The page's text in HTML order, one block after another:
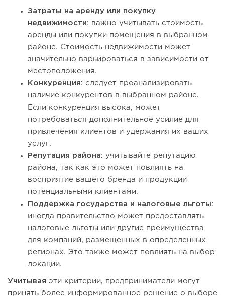
Затраты на аренду или покупку
недвижимости: важно учитывать стоимость
аренды или покупки помещения в выбранном
районе. Стоимость недвижимости может
значительно варьироваться в зависимости от
местоположения.
Конкуренция: следует проанализировать
наличие конкурентов в выбранном районе.
Если конкуренция высока, может
потребоваться дополнительное усилие для
привлечения клиентов и удержания их ваших
услуг.
Репутация района: учитывайте репутацию
района, так как это может повлиять на
восприятие вашего бренда и продукции
потенциальными клиентами.
Поддержка государства и налоговые льготы:
иногда правительство может предоставлять
налоговые льготы или другие преимущества
для компаний, размещенных в определенных
регионах. Это также может повлиять на выбор
локации.
Учитывая эти критерии, предприниматели могут
принять более информированное решение о выборе